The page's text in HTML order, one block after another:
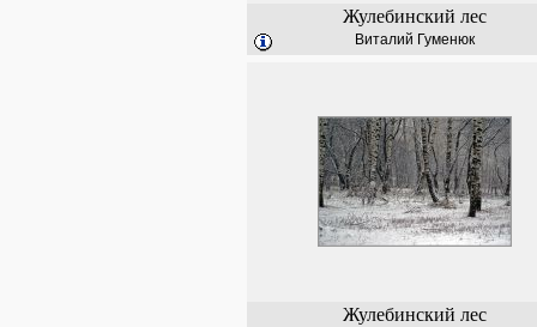
Жулебинский лес
Виталий Гуменюк
Жулебинский лес